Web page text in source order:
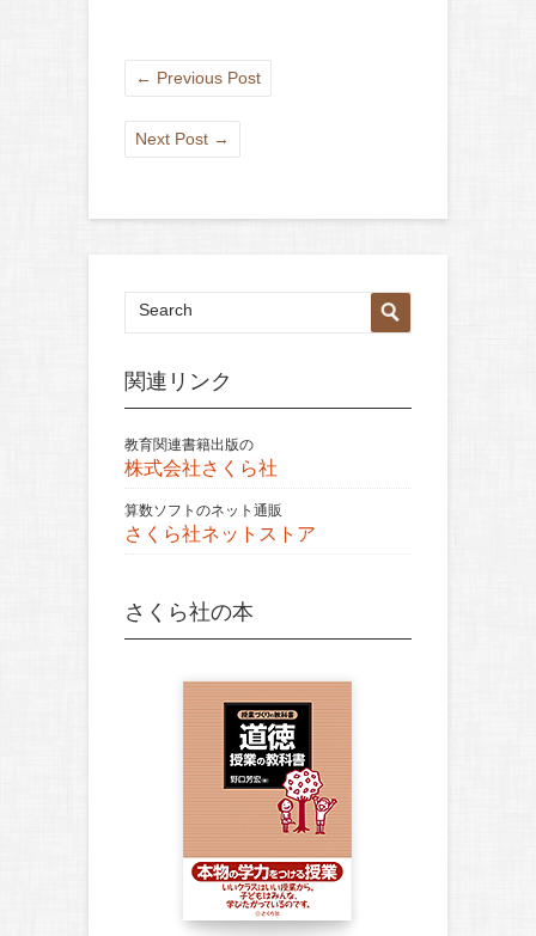
← Previous Post
Next Post →
関連リンク
教育関連書籍出版の
株式会社さくら社
算数ソフトのネット通販
さくら社ネットストア
さくら社の本